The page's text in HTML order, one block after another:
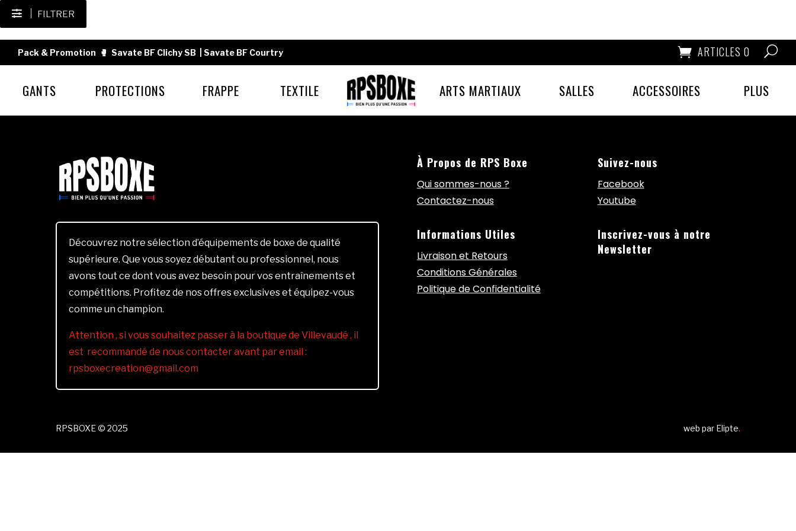
FILTRER
Pack & Promotion 🥊 Savate BF Clichy SB Savate BF Courtry ARTICLES 0
GANTS PROTECTIONS FRAPPE TEXTILE ARTS MARTIAUX SALLES ACCESSOIRES PLUS
Découvrez notre sélection d’équipements de boxe de qualité
supérieure. Que vous soyez débutant ou professionnel, nous
avons tout ce dont vous avez besoin pour vos entraînements et
compétitions. Profitez de nos offres exclusives et équipez-vous
comme un champion.
Attention , si vous souhaitez passer à la boutique de Villevaudé , il
est recommandé de nous contacter avant par email :
rpsboxecreation@gmail.com
À Propos de RPS Boxe
Qui sommes-nous ?
Contactez-nous
Informations Utiles
Livraison et Retours
Conditions Générales
Politique de Confidentialité
Suivez-nous
Facebook
Youtube
Inscrivez-vous à notre
Newsletter
RPSBOXE © 2025 web par Elipte.